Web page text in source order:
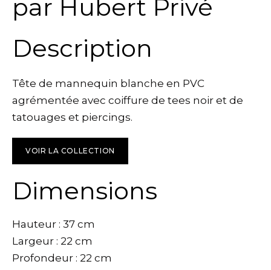
par Hubert Privé
Description
Tête de mannequin blanche en PVC
agrémentée avec coiffure de tees noir et de
tatouages et piercings.
VOIR LA COLLECTION
Dimensions
Hauteur : 37 cm
Largeur : 22 cm
Profondeur : 22 cm